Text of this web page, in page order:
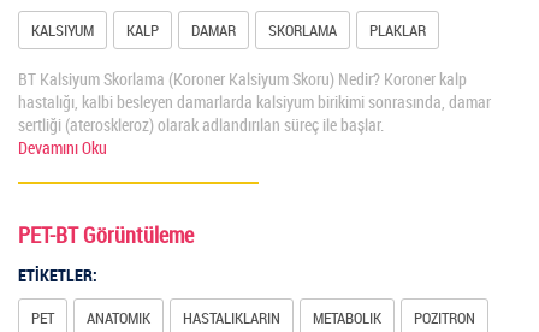
KALSIYUM KALP DAMAR SKORLAMA PLAKLAR
BT Kalsiyum Skorlama (Koroner Kalsiyum Skoru) Nedir? Koroner kalp
hastalığı, kalbi besleyen damarlarda kalsiyum birikimi sonrasında, damar
sertliği (ateroskleroz) olarak adlandırılan süreç ile başlar.
Devamını Oku
PET-BT Görüntüleme
ETİKETLER:
PET ANATOMIK HASTALIKLARIN METABOLIK POZITRON